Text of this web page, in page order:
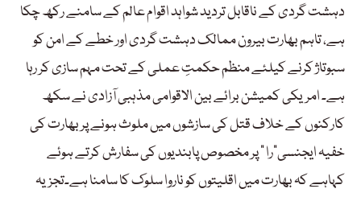
دہشت گردی کے ناقابل تردید شواہد اقوام عالم کے سامنے رکھ چکا
ہے، تاہم بھارت بیرون ممالک دہشت گردی اور خطے کے امن کو
سبوتاژ کرنے کیلئے منظم حکمتِ عملی کے تحت مہم سازی کر رہا
ہے۔ امریکی کمیشن برائے بین الاقوامی مذہبی آزادی نے سکھ
کارکنوں کے خلاف قتل کی سازشوں میں ملوث ہونے پر بھارت کی
خفیہ ایجنسی”را ” پر مخصوص پابندیوں کی سفارش کرتے ہوئے
کہاہے کہ بھارت میں اقلیتوں کو ناروا سلوک کا سامنا ہے۔تجزیہ